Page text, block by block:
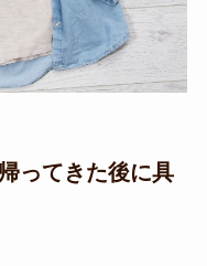
ってきた後に具